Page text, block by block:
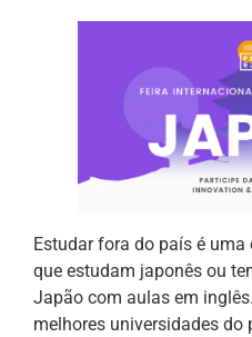
Estudar fora do país é
que estudam japonês ou
Japão com aulas em
melhores universidades do